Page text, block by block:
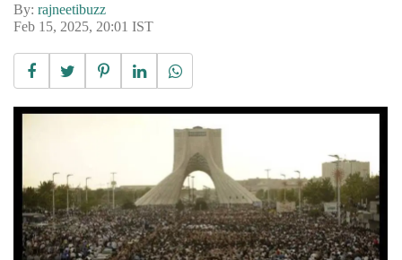
By: rajneetibuzz
Feb 15, 2025, 20:01 IST